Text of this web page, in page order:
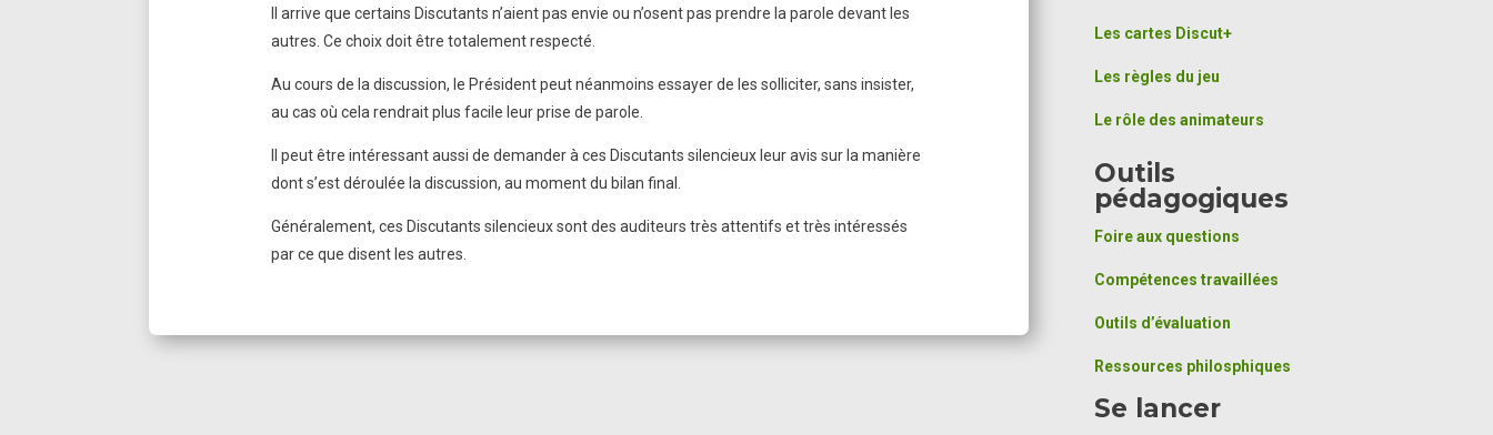
Il arrive que certains Discutants n’aient pas envie ou n’osent pas prendre la parole devant les
autres. Ce choix doit être totalement respecté.
Au cours de la discussion, le Président peut néanmoins essayer de les solliciter, sans insister,
au cas où cela rendrait plus facile leur prise de parole.
Il peut être intéressant aussi de demander à ces Discutants silencieux leur avis sur la manière
dont s’est déroulée la discussion, au moment du bilan final.
Généralement, ces Discutants silencieux sont des auditeurs très attentifs et très intéressés
par ce que disent les autres.
Les cartes Discut+
Les règles du jeu
Le rôle des animateurs
Outils
pédagogiques
Foire aux questions
Compétences travaillées
Outils d’évaluation
Ressources philosphiques
Se lancer